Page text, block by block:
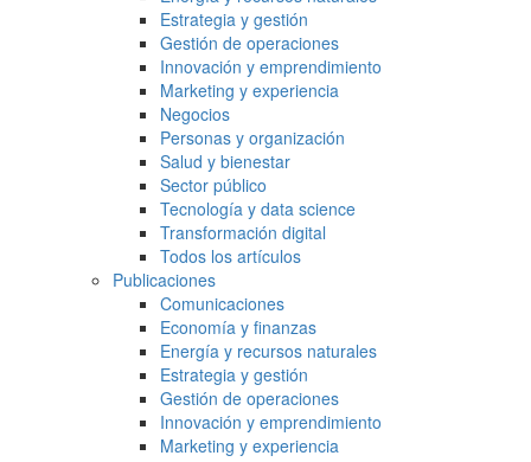
Estrategia y gestión
Gestión de operaciones
Innovación y emprendimiento
Marketing y experiencia
Negocios
Personas y organización
Salud y bienestar
Sector público
Tecnología y data science
Transformación digital
Todos los artículos
Publicaciones
Comunicaciones
Economía y finanzas
Energía y recursos naturales
Estrategia y gestión
Gestión de operaciones
Innovación y emprendimiento
Marketing y experiencia